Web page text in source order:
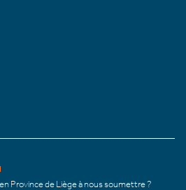
Province de Liège à nous soumettre ?